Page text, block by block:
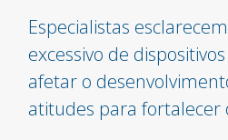
Especialistas
excessivo de
afetar o
atitudes para fortalecer